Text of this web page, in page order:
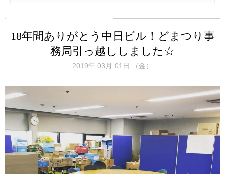
18年間ありがとう中日ビル！どまつり事
務局引っ越ししました☆
2019年 03月 01日 （金）